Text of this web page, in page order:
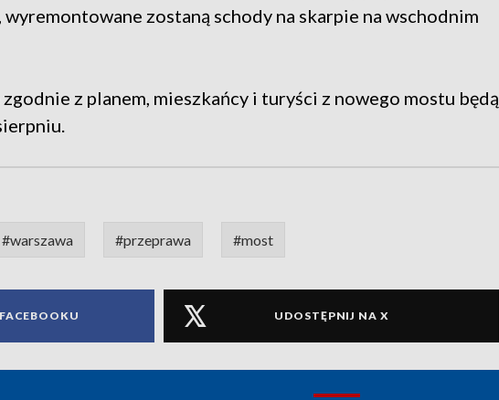
zostaną schody na skarpie na wschodnim
z planem, mieszkańcy i turyści z nowego mostu będą
#warszawa #przeprawa #most
UDOSTĘPNIJ NA X